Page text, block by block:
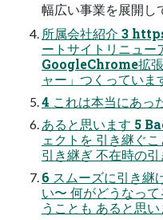
幅広い事業を展開し
所属会社紹介 3
ートサイトリニュー
GoogleChrome拡
ャー」つくっていま
4 これは本当にあっ
あると思います 5
ェクトを 引き継ぐ
引き継ぎ 不在時の
6 スムーズに引き継
い〜 何がどうなっ
うことも あると思い